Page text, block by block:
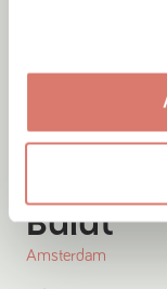
Bulut
Amsterdam